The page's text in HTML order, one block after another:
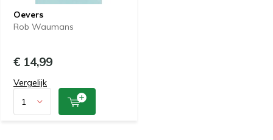
Oevers
Rob Waumans
€ 14,99
Vergelijk